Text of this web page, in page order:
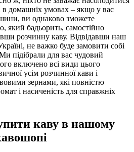
домашніх умовах – якщо у вас
ви однаково зможете
який бадьорить, самостійно
розчинну каву. Відвідавши наш
не важко буде замовити собі
підібрали для вас чудовий
включено всі види цього
усім розчинної кави і
зернами, які повністю
і насиченість для справжніх
каву в нашому